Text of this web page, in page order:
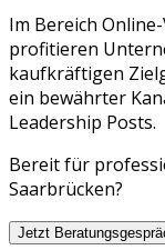
Im Bereich
profitieren
kaufkräftigen
ein bewährter
Leadership Posts.
Bereit für
Saarbrücken?
Jetzt